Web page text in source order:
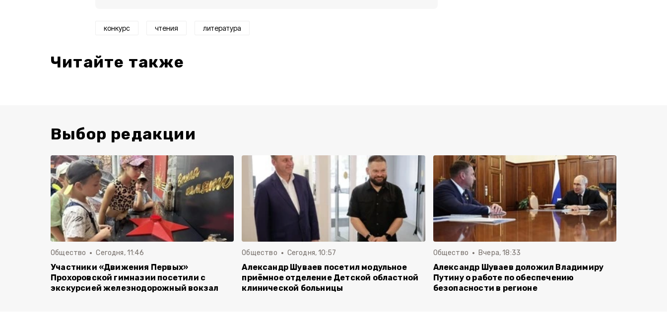
конкурс чтения литература
Читайте также
Выбор редакции
Общество Сегодня, 11:46
Участники «Движения Первых»
Прохоровской гимназии посетили с
экскурсией железнодорожный вокзал
Общество Сегодня, 10:57
Александр Шуваев посетил модульное
приёмное отделение Детской областной
клинической больницы
Общество Вчера, 18:33
Александр Шуваев доложил Владимиру
Путину о работе по обеспечению
безопасности в регионе